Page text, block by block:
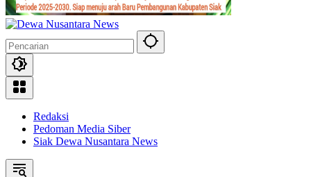
Redaksi
Pedoman Media Siber
Siak Dewa Nusantara News